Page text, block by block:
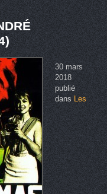
30 mars
2018
publié
dans Les